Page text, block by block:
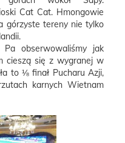
Cat Cat. Hmongowie
górzyste tereny nie tylko
obserwowaliśmy jak
cieszą się z wygranej w
to ⅛ finał Pucharu Azji,
karnych Wietnam